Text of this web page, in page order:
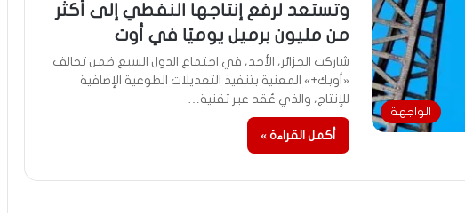
الواجهة
وتستعد لرفع إنتاجها النفطي إلى أكثر
من مليون برميل يوميًا في أوت
شاركت الجزائر، الأحد، في اجتماع الدول السبع ضمن تحالف
«أوبك+» المعنية بتنفيذ التعديلات الطوعية الإضافية
للإنتاج، والذي عُقد عبر تقنية…
أكمل القراءة »